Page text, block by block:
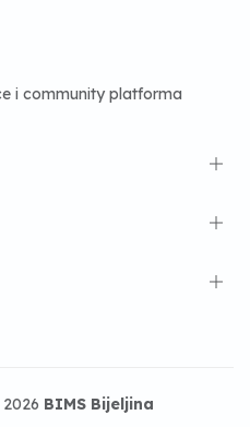
i community platforma
BIMS Bijeljina